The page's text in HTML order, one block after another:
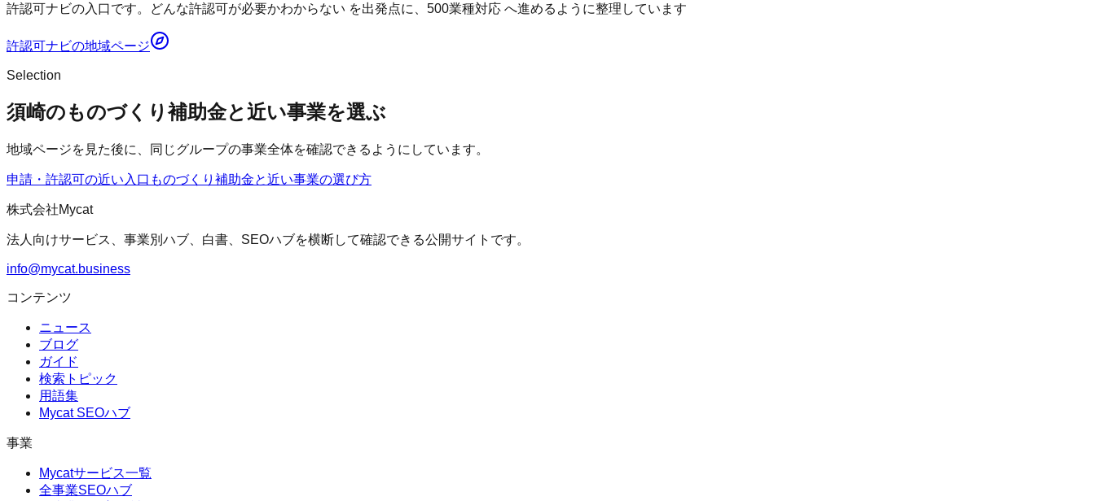
許認可ナビの入口です。どんな許認可が必要かわからない を出発点に、500業種対応 へ進めるように整理しています
許認可ナビの地域ページ
Selection
須崎のものづくり補助金と近い事業を選ぶ
地域ページを見た後に、同じグループの事業全体を確認できるようにしています。
申請・許認可の近い入口 ものづくり補助金と近い事業の選び方
株式会社Mycat
法人向けサービス、事業別ハブ、白書、SEOハブを横断して確認できる公開サイトです。
info@mycat.business
コンテンツ
ニュース
ブログ
ガイド
検索トピック
用語集
Mycat SEOハブ
事業
Mycatサービス一覧
全事業SEOハブ